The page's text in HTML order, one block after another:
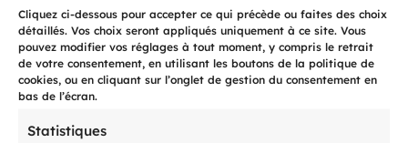
Cliquez ci-dessous pour accepter ce qui précède ou faites des choix
détaillés. Vos choix seront appliqués uniquement à ce site. Vous
pouvez modifier vos réglages à tout moment, y compris le retrait
de votre consentement, en utilisant les boutons de la politique de
cookies, ou en cliquant sur l’onglet de gestion du consentement en
bas de l’écran.
Statistiques
d’un recouvrement amiable, intensif multi-
canal, éthique, avec une approche
humaine et conciliatrice auprès de chaque
débiteur; si nécessaire en adjonction de